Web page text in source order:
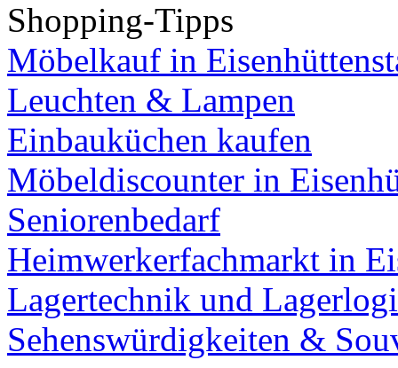
Shopping-Tipps
Möbelkauf in
Leuchten & Lampen
Einbauküchen kaufen
Möbeldiscounter in
Seniorenbedarf
Heimwerkerfachmarkt in
Lagertechnik und
Sehenswürdigkeiten &